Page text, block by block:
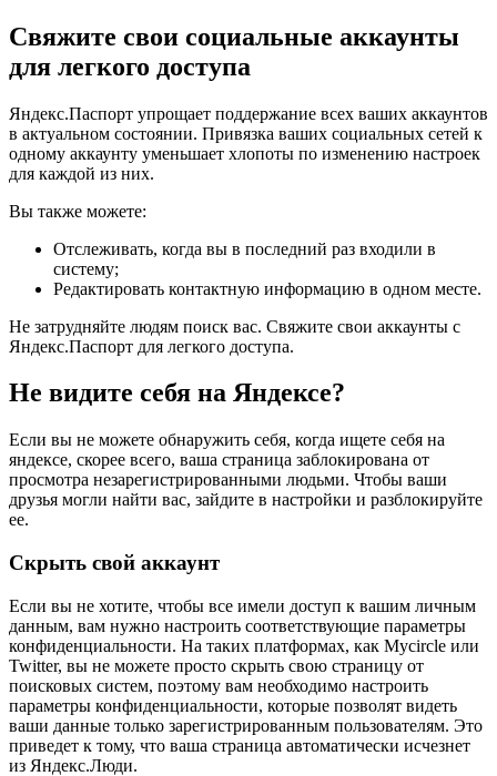
Свяжите свои социальные аккаунты
для легкого доступа
Яндекс.Паспорт упрощает поддержание всех ваших аккаунтов
в актуальном состоянии. Привязка ваших социальных сетей к
одному аккаунту уменьшает хлопоты по изменению настроек
для каждой из них.
Вы также можете:
Отслеживать, когда вы в последний раз входили в
систему;
Редактировать контактную информацию в одном месте.
Не затрудняйте людям поиск вас. Свяжите свои аккаунты с
Яндекс.Паспорт для легкого доступа.
Не видите себя на Яндексе?
Если вы не можете обнаружить себя, когда ищете себя на
яндексе, скорее всего, ваша страница заблокирована от
просмотра незарегистрированными людьми. Чтобы ваши
друзья могли найти вас, зайдите в настройки и разблокируйте
ее.
Скрыть свой аккаунт
Если вы не хотите, чтобы все имели доступ к вашим личным
данным, вам нужно настроить соответствующие параметры
конфиденциальности. На таких платформах, как Mycircle или
Twitter, вы не можете просто скрыть свою страницу от
поисковых систем, поэтому вам необходимо настроить
параметры конфиденциальности, которые позволят видеть
ваши данные только зарегистрированным пользователям. Это
приведет к тому, что ваша страница автоматически исчезнет
из Яндекс.Люди.